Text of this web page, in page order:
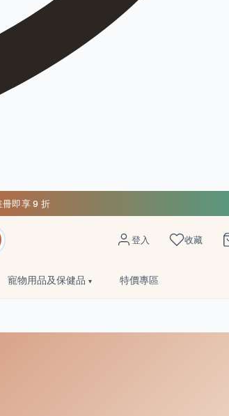
冊即享 9 折
登入 收藏
寵物用品及保健品 特價專區